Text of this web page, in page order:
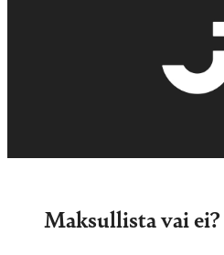
Maksullista vai ei?